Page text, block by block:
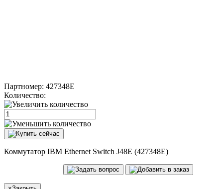
Партномер: 427348E
Количество:
Коммутатор IBM Ethernet Switch J48E (427348E)